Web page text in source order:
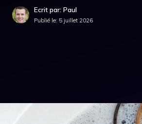
Ecrit par: Paul
Publié le: 5 juillet 2026